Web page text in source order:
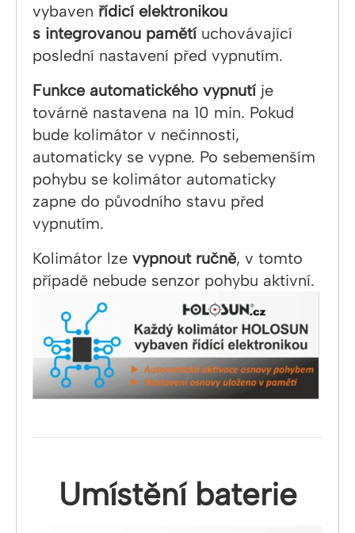
vybaven řídicí elektronikou
s integrovanou pamětí uchovávající
poslední nastavení před vypnutím.
Funkce automatického vypnutí je
továrně nastavena na 10 min. Pokud
bude kolimátor v nečinnosti,
automaticky se vypne. Po sebemenším
pohybu se kolimátor automaticky
zapne do původního stavu před
vypnutím.
Kolimátor lze vypnout ručně, v tomto
případě nebude senzor pohybu aktivní.
Umístění baterie